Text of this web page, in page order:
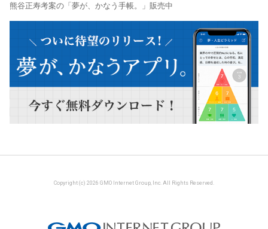
熊谷正寿考案の「夢が、かなう手帳。」販売中
Copyright (c) 2026 GMO Internet Group, Inc. All Rights Reserved.